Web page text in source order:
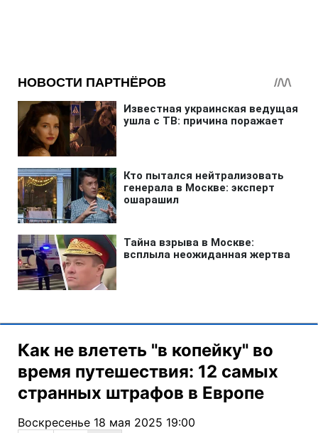
Как не влететь "в копейку" во
время путешествия: 12 самых
странных штрафов в Европе
Воскресенье 18 мая 2025 19:00